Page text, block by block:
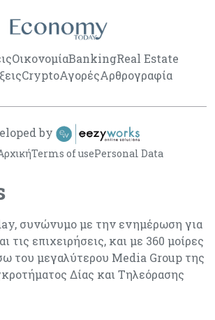
ΟικονομίαBankingReal Estate
CryptoΑγορέςΑρθρογραφία
συνώνυμο με την ενημέρωση για
τις επιχειρήσεις, και με 360 μοίρες
του μεγαλύτερου Media Group της
Δίας και Τηλεόρασης
Terms of usePersonal Data
by